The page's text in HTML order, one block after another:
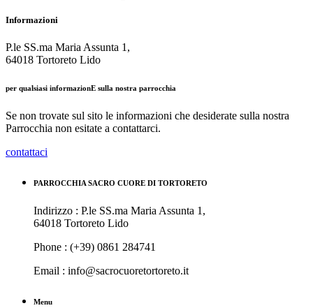
Informazioni
P.le SS.ma Maria Assunta 1,
64018 Tortoreto Lido
per qualsiasi informazionE sulla nostra parrocchia
Se non trovate sul sito le informazioni che desiderate sulla nostra
Parrocchia non esitate a contattarci.
contattaci
PARROCCHIA SACRO CUORE DI TORTORETO
Indirizzo : P.le SS.ma Maria Assunta 1,
64018 Tortoreto Lido
Phone : (+39) 0861 284741
Email : info@sacrocuoretortoreto.it
Menu